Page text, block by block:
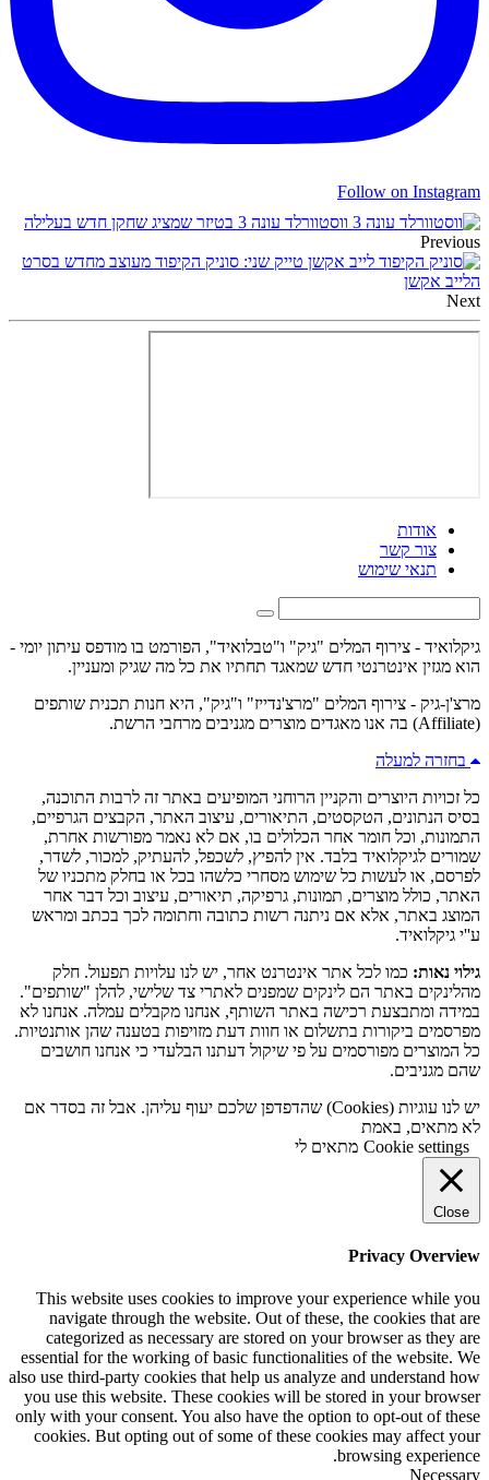
Follow on Instagram
ווסטוורלד עונה 3 בטיזר שמציג שחקן חדש בעלילה
Previous
טייק שני: סוניק הקיפוד מעוצב מחדש בסרט
הלייב אקשן
Next
אודות
צור קשר
תנאי שימוש
גיקלואיד - צירוף המלים "גיק" ו"טבלואיד", הפורמט בו מודפס עיתון יומי -
הוא מגזין אינטרנטי חדש שמאגד תחתיו את כל מה שגיק ומעניין.
מרצ'ן-גיק - צירוף המלים "מרצ'נדייז" ו"גיק", היא חנות תכנית שותפים
(Affiliate) בה אנו מאגדים מוצרים מגניבים מרחבי הרשת.
בחזרה למעלה
כל זכויות היוצרים והקניין הרוחני המופיעים באתר זה לרבות התוכנה,
בסיס הנתונים, הטקסטים, התיאורים, עיצוב האתר, הקבצים הגרפיים,
התמונות, וכל חומר אחר הכלולים בו, אם לא נאמר מפורשות אחרת,
שמורים לגיקלואיד בלבד. אין להפיץ, לשכפל, להעתיק, למכור, לשדר,
לפרסם, או לעשות כל שימוש מסחרי כלשהו בכל או בחלק מתכניו של
האתר, כולל מוצרים, תמונות, גרפיקה, תיאורים, עיצוב וכל דבר אחר
המוצג באתר, אלא אם ניתנה רשות כתובה וחתומה לכך בכתב ומראש
ע''י גיקלואיד.
גילוי נאות: כמו לכל אתר אינטרנט אחר, יש לנו עלויות תפעול. חלק
מהלינקים באתר הם לינקים שמפנים לאתרי צד שלישי, להלן "שותפים".
במידה ומתבצעת רכישה באתר השותף, אנחנו מקבלים עמלה. אנחנו לא
מפרסמים ביקורות בתשלום או חוות דעת מזויפות בטענה שהן אותנטיות.
כל המוצרים מפורסמים על פי שיקול דעתנו הבלעדי כי אנחנו חושבים
שהם מגניבים.
יש לנו עוגיות (Cookies) שהדפדפן שלכם יעוף עליהן. אבל זה בסדר אם
לא מתאים, באמת
Cookie settings מתאים לי
Close
Privacy Overview
This website uses cookies to improve your experience while you
navigate through the website. Out of these, the cookies that are
categorized as necessary are stored on your browser as they are
essential for the working of basic functionalities of the website. We
also use third-party cookies that help us analyze and understand how
you use this website. These cookies will be stored in your browser
only with your consent. You also have the option to opt-out of these
cookies. But opting out of some of these cookies may affect your
browsing experience.
Necessary